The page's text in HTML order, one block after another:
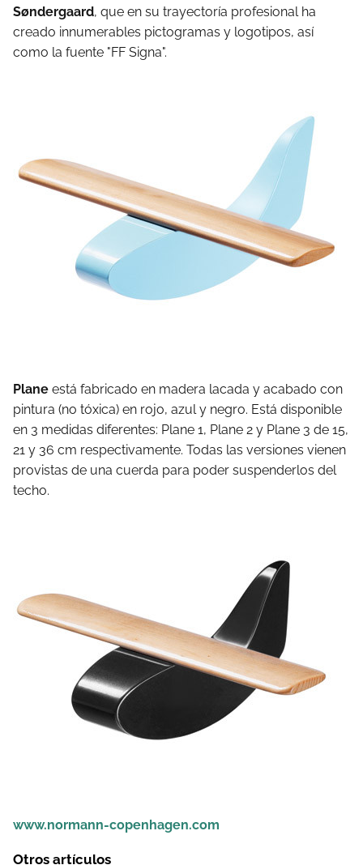
Søndergaard, que en su trayectoría profesional ha
creado innumerables pictogramas y logotipos, así
como la fuente "FF Signa".
Plane está fabricado en madera lacada y acabado con
pintura (no tóxica) en rojo, azul y negro. Está disponible
en 3 medidas diferentes: Plane 1, Plane 2 y Plane 3 de 15,
21 y 36 cm respectivamente. Todas las versiones vienen
provistas de una cuerda para poder suspenderlos del
techo.
www.normann-copenhagen.com
Otros artículos